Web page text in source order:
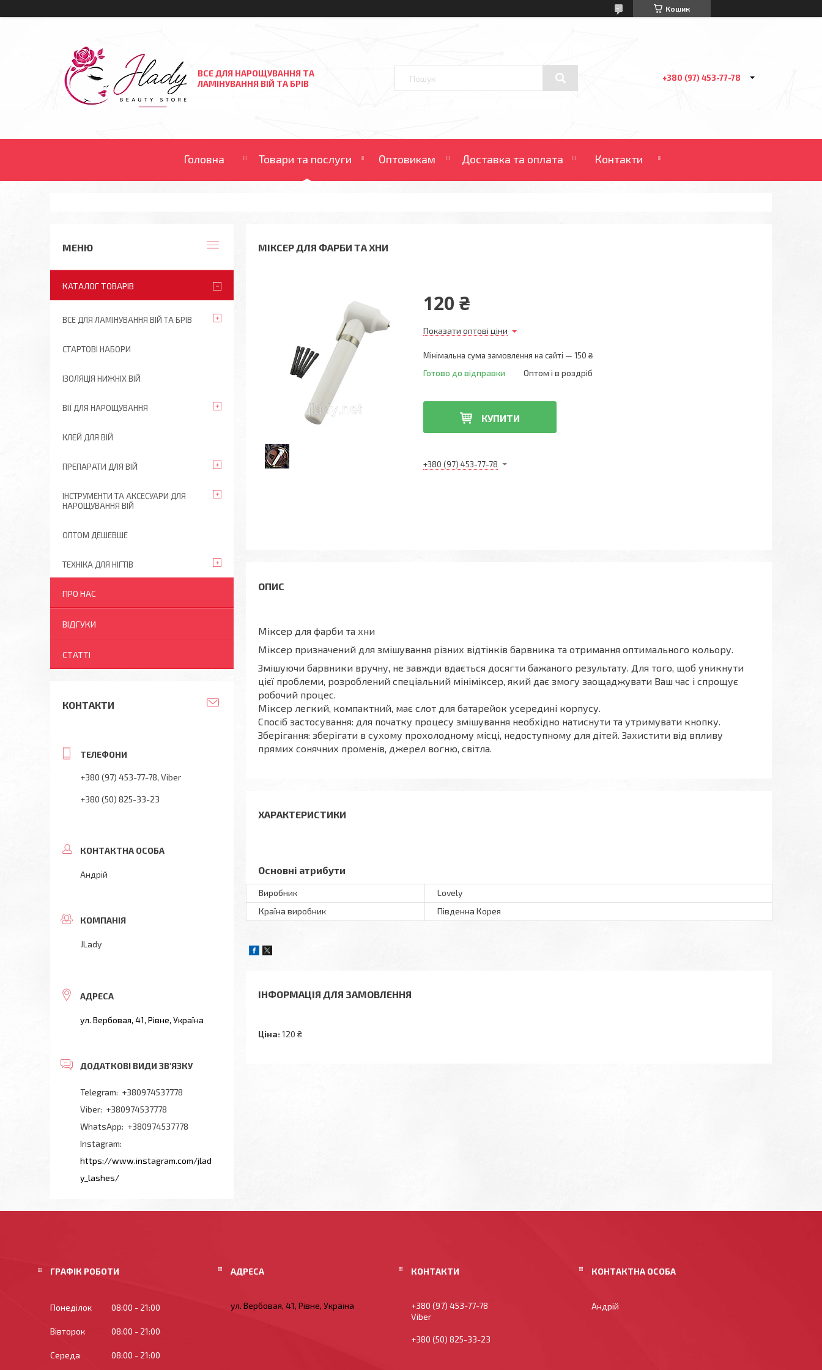
Кошик
ВСЕ ДЛЯ НАРОЩУВАННЯ ТА
ЛАМІНУВАННЯ ВІЙ ТА БРІВ
+380 (97) 453-77-78
Головна Товари та послуги Оптовикам Доставка та оплата Контакти
МІКСЕР ДЛЯ ФАРБИ ТА ХНИ
120 ₴
Показати оптові ціни
Мінімальна сума замовлення на сайті — 150 ₴
Готово до відправки Оптом і в роздріб
КУПИТИ
+380 (97) 453-77-78
Міксер для фарби та хни
Міксер призначений для змішування різних відтінків барвника та отримання оптимального кольору.
Змішуючи барвники вручну, не завжди вдається досягти бажаного результату. Для того, щоб уникнути
цієї проблеми, розроблений спеціальний мініміксер, який дає змогу заощаджувати Ваш час і спрощує
робочий процес.
Міксер легкий, компактний, має слот для батарейок усередині корпусу.
Спосіб застосування: для початку процесу змішування необхідно натиснути та утримувати кнопку.
Зберігання: зберігати в сухому прохолодному місці, недоступному для дітей. Захистити від впливу
прямих сонячних променів, джерел вогню, світла.
ХАРАКТЕРИСТИКИ
Основні атрибути
Виробник
Lovely
Країна виробник
Південна Корея
ІНФОРМАЦІЯ ДЛЯ ЗАМОВЛЕННЯ
Ціна: 120 ₴
КАТАЛОГ ТОВАРІВ
ВСЕ ДЛЯ ЛАМІНУВАННЯ ВІЙ ТА БРІВ
СТАРТОВІ НАБОРИ
ІЗОЛЯЦІЯ НИЖНІХ ВІЙ
ВІЇ ДЛЯ НАРОЩУВАННЯ
КЛЕЙ ДЛЯ ВІЙ
ПРЕПАРАТИ ДЛЯ ВІЙ
ІНСТРУМЕНТИ ТА АКСЕСУАРИ ДЛЯ
НАРОЩУВАННЯ ВІЙ
ОПТОМ ДЕШЕВШЕ
ТЕХНІКА ДЛЯ НІГТІВ
ПРО НАС
ВІДГУКИ
СТАТТІ
КОНТАКТИ
+380 (97) 453-77-78 Viber
+380 (50) 825-33-23
Андрій
JLady
ул. Вербовая, 41, Рівне, Україна
+380974537778
+380974537778
+380974537778
Instagram
https://www.instagram.com/jlad
y_lashes/
ГРАФІК РОБОТИ
Понеділок 08:00 21:00
Вівторок 08:00 21:00
Середа 08:00 21:00
ул. Вербовая, 41, Рівне, Україна
+380 (97) 453-77-78
Viber
+380 (50) 825-33-23
Андрій